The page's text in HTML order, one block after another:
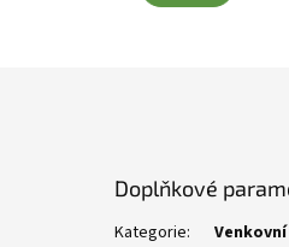
Doplňkové
Kategorie: